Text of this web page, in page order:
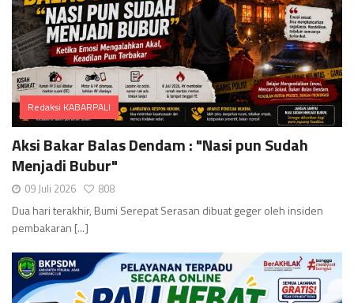
Redaksi KABARPALI
Comments
Aksi Bakar Balas Dendam : "Nasi pun Sudah
Menjadi Bubur"
09 Juli 2026 808
Dua hari terakhir, Bumi Serepat Serasan dibuat geger oleh insiden
pembakaran [...]